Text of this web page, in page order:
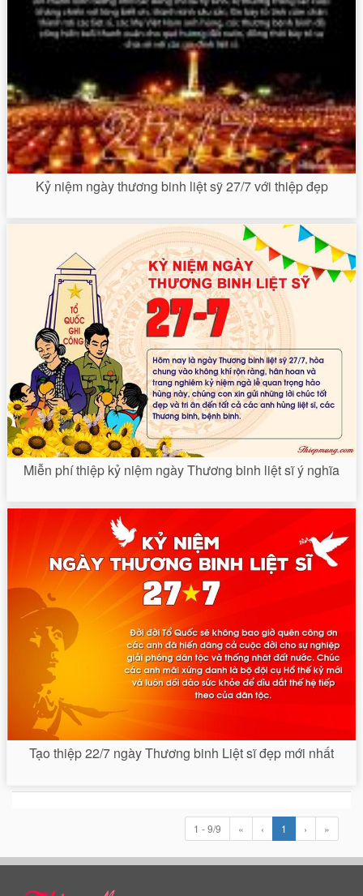
Kỷ niệm ngày thương binh liệt sỹ 27/7 với thiệp đẹp
Miễn phí thiệp kỷ niệm ngày Thương binh liệt sĩ ý nghĩa
Tạo thiệp 22/7 ngày Thương binh Liệt sĩ đẹp mới nhất
1 - 9/9 « ‹ 1 › »